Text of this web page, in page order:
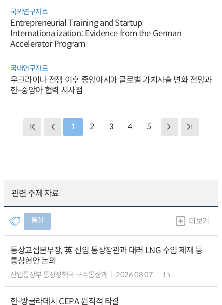
국외연구자료
Entrepreneurial Training and Startup
Internationalization: Evidence from the German
Accelerator Program
국내연구자료
우크라이나 전쟁 이후 중앙아시아 글로벌 가치사슬 변화 전망과
한-중앙아 협력 시사점
1 2 3 4 5
관련 주제 자료
통상 더보기
통상교섭본부장, 英 신임 통상장관과 대러 LNG 수입 제재 등
통상현안 논의
산업통상부 통상정책국 구주통상과 2026.08.07 1p
한-방글라데시 CEPA 원칙적 타결